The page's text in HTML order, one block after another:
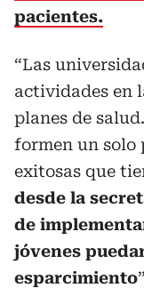
pacientes.
“Las
actividades en
planes de
formen un solo
exitosas que
desde la
de
jóvenes
esparcimiento